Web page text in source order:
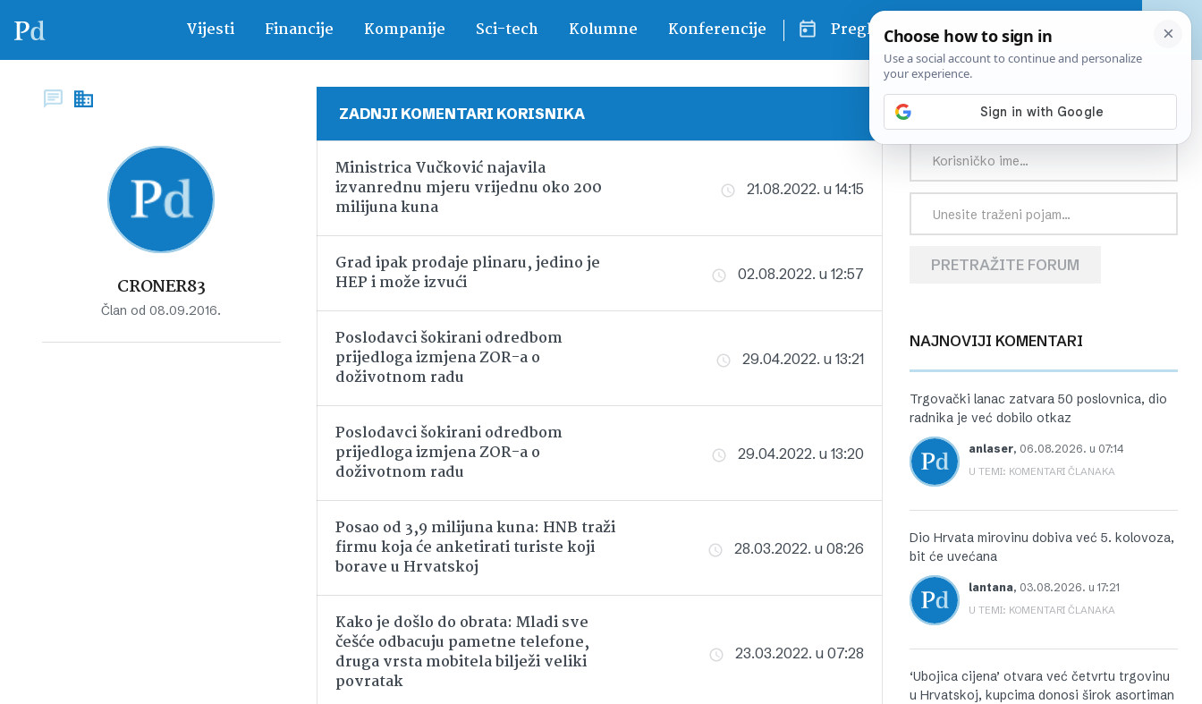
Vijesti Financije Kompanije Sci-tech Kolumne Konferencije Pregled dana
CRONER83
Član od 08.09.2016.
ZADNJI KOMENTARI KORISNIKA
Ministrica Vučković najavila
izvanrednu mjeru vrijednu oko 200
milijuna kuna
21.08.2022. u 14:15
Grad ipak prodaje plinaru, jedino je
HEP i može izvući
02.08.2022. u 12:57
Poslodavci šokirani odredbom
prijedloga izmjena ZOR-a o
doživotnom radu
29.04.2022. u 13:21
Poslodavci šokirani odredbom
prijedloga izmjena ZOR-a o
doživotnom radu
29.04.2022. u 13:20
Posao od 3,9 milijuna kuna: HNB traži
firmu koja će anketirati turiste koji
borave u Hrvatskoj
28.03.2022. u 08:26
Kako je došlo do obrata: Mladi sve
češće odbacuju pametne telefone,
druga vrsta mobitela bilježi veliki
povratak
23.03.2022. u 07:28
PRETRAŽITE FORUM
PRETRAŽITE FORUM
NAJNOVIJI KOMENTARI
Trgovački lanac zatvara 50 poslovnica, dio
radnika je već dobilo otkaz
anlaser, 06.08.2026. u 07:14
U TEMI: KOMENTARI ČLANAKA
Dio Hrvata mirovinu dobiva već 5. kolovoza,
bit će uvećana
lantana, 03.08.2026. u 17:21
U TEMI: KOMENTARI ČLANAKA
‘Ubojica cijena’ otvara već četvrtu trgovinu
u Hrvatskoj, kupcima donosi širok asortiman